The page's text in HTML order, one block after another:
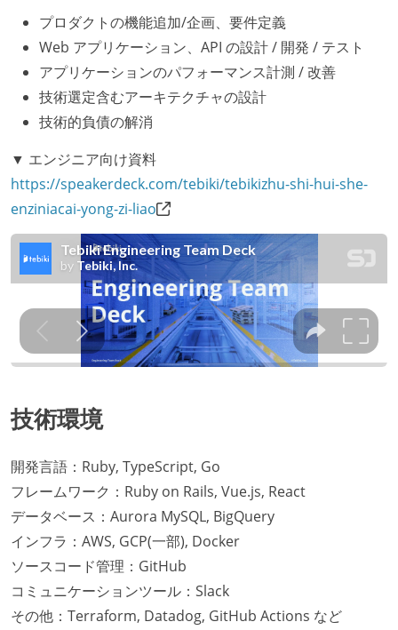
プロダクトの機能追加/企画、要件定義
Web アプリケーション、API の設計 / 開発 / テスト
アプリケーションのパフォーマンス計測 / 改善
技術選定含むアーキテクチャの設計
技術的負債の解消
▼ エンジニア向け資料
https://speakerdeck.com/tebiki/tebikizhu-shi-hui-she-
enziniacai-yong-zi-liao
技術環境
開発言語：Ruby, TypeScript, Go
フレームワーク：Ruby on Rails, Vue.js, React
データベース：Aurora MySQL, BigQuery
インフラ：AWS, GCP(一部), Docker
ソースコード管理：GitHub
コミュニケーションツール：Slack
その他：Terraform, Datadog, GitHub Actions など